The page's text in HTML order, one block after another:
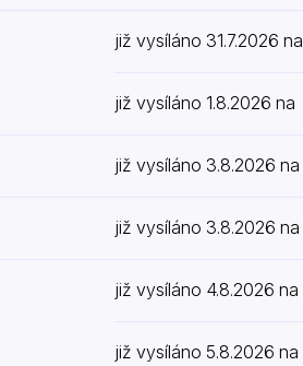
již vysíláno 31.7.2026 na
již vysíláno 1.8.2026 na
již vysíláno 3.8.2026 na
již vysíláno 3.8.2026 na
již vysíláno 4.8.2026 na
již vysíláno 5.8.2026 na